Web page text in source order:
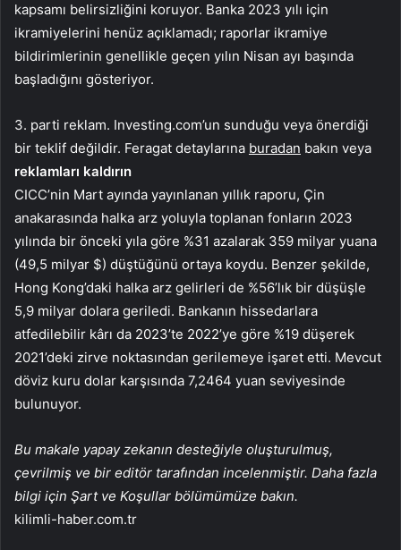
kapsamı belirsizliğini koruyor. Banka 2023 yılı için
ikramiyelerini henüz açıklamadı; raporlar ikramiye
bildirimlerinin genellikle geçen yılın Nisan ayı başında
başladığını gösteriyor.
3. parti reklam. Investing.com’un sunduğu veya önerdiği
bir teklif değildir. Feragat detaylarına buradan bakın veya
reklamları kaldırın
CICC’nin Mart ayında yayınlanan yıllık raporu, Çin
anakarasında halka arz yoluyla toplanan fonların 2023
yılında bir önceki yıla göre %31 azalarak 359 milyar yuana
(49,5 milyar $) düştüğünü ortaya koydu. Benzer şekilde,
Hong Kong’daki halka arz gelirleri de %56’lık bir düşüşle
5,9 milyar dolara geriledi. Bankanın hissedarlara
atfedilebilir kârı da 2023’te 2022’ye göre %19 düşerek
2021’deki zirve noktasından gerilemeye işaret etti. Mevcut
döviz kuru dolar karşısında 7,2464 yuan seviyesinde
bulunuyor.
Bu makale yapay zekanın desteğiyle oluşturulmuş,
çevrilmiş ve bir editör tarafından incelenmiştir. Daha fazla
bilgi için Şart ve Koşullar bölümümüze bakın.
kilimli-haber.com.tr